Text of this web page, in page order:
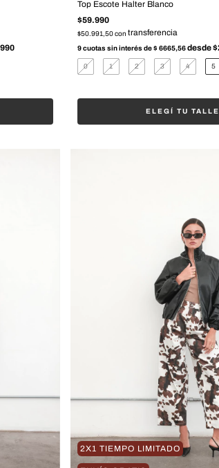
Top Escote Halter Blanco
$59.990
$50.991,50con
9 cuotas sin interés de$ 6665,56
0 1 2 3 4 5
ELEGÍ TU TALLE
2X1 TIEMPO LIMITADO